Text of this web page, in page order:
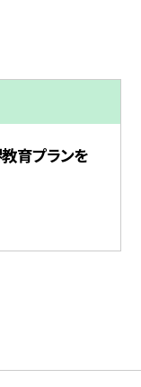
育プランを